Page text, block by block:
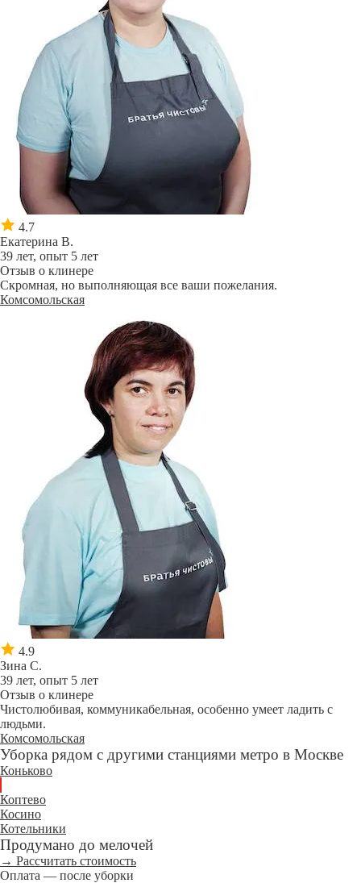
4.7
Екатерина В.
39 лет, опыт 5 лет
Отзыв о клинере
Скромная, но выполняющая все ваши пожелания.
Комсомольская
4.9
Зина С.
39 лет, опыт 5 лет
Отзыв о клинере
Чистолюбивая, коммуникабельная, особенно умеет ладить с
людьми.
Комсомольская
Уборка рядом с другими станциями метро в Москве
Коньково
Коптево
Косино
Котельники
Продумано до мелочей
→ Рассчитать стоимость
Оплата — после уборки